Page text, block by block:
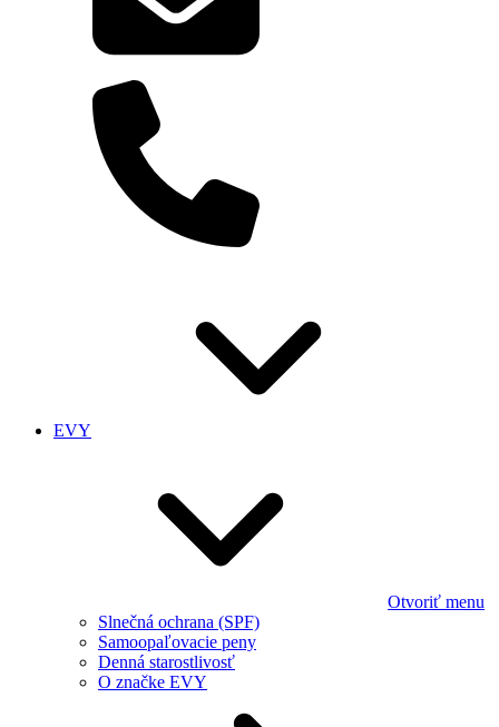
EVY
Otvoriť menu
Slnečná ochrana (SPF)
Samoopaľovacie peny
Denná starostlivosť
O značke EVY